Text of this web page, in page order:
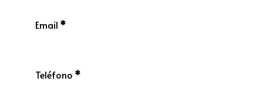
Email *
Teléfono *